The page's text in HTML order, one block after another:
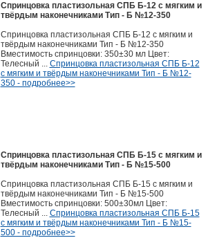
Спринцовка пластизольная СПБ Б-12 с мягким и
твёрдым наконечниками Тип - Б №12-350
Спринцовка пластизольная СПБ Б-12 с мягким и
твёрдым наконечниками Тип - Б №12-350
Вместимость спринцовки: 350±30 мл Цвет:
Телесный ... Спринцовка пластизольная СПБ Б-12
с мягким и твёрдым наконечниками Тип - Б №12-
350 - подробнее>>
Спринцовка пластизольная СПБ Б-15 с мягким и
твёрдым наконечниками Тип - Б №15-500
Спринцовка пластизольная СПБ Б-15 с мягким и
твёрдым наконечниками Тип - Б №15-500
Вместимость спринцовки: 500±30мл Цвет:
Телесный ... Спринцовка пластизольная СПБ Б-15
с мягким и твёрдым наконечниками Тип - Б №15-
500 - подробнее>>